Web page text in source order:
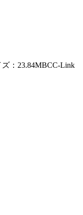
：23.84MBCC-Link